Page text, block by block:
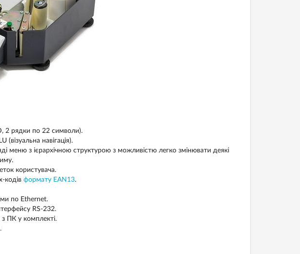
2 рядки по 22 символи).
навігація).
меню з ієрархічною структурою з можливістю легко змінювати деякі
користувача.
кодів формату EAN13.
по Ethernet.
RS-232.
ПК у комплекті.